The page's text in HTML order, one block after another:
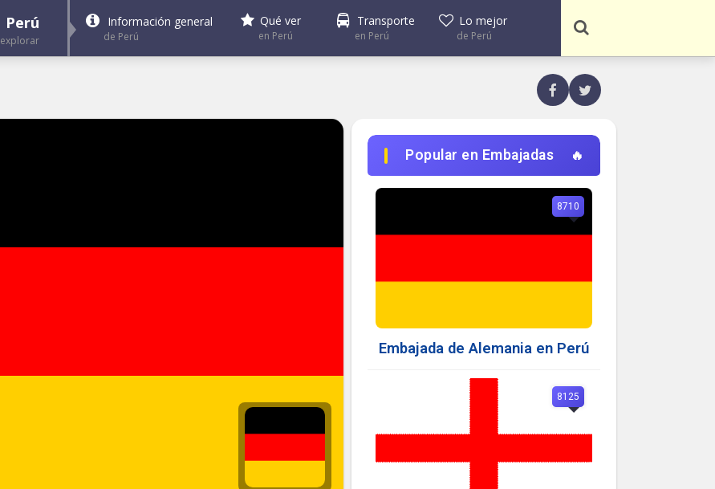
Perú
explorar
Información general
de Perú
Qué ver
en Perú
Transporte
en Perú
Lo mejor
de Perú
Popular en Embajadas
Embajada de Alemania en Perú
8710
8125